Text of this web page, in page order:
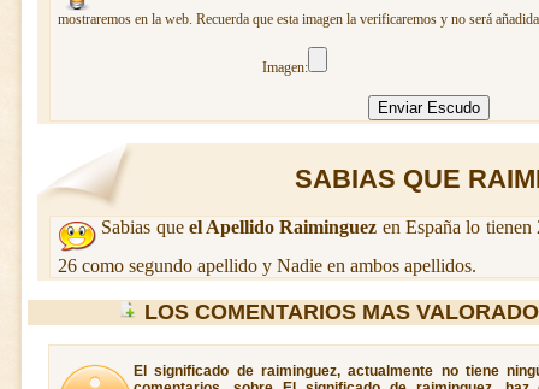
mostraremos en la web. Recuerda que esta imagen la verificaremos y no será
Imagen:
SABIAS QUE
Sabias que el Apellido Raiminguez en España lo
26 como segundo apellido y Nadie en ambos apellidos.
LOS COMENTARIOS MAS
El significado de raiminguez, actualmente no tiene